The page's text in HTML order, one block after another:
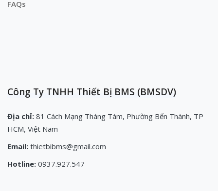
FAQs
Công Ty TNHH Thiết Bị BMS (BMSDV)
Địa chỉ: 81 Cách Mạng Tháng Tám, Phường Bến Thành, TP
HCM, Việt Nam
Email: thietbibms@gmail.com
Hotline: 0937.927.547